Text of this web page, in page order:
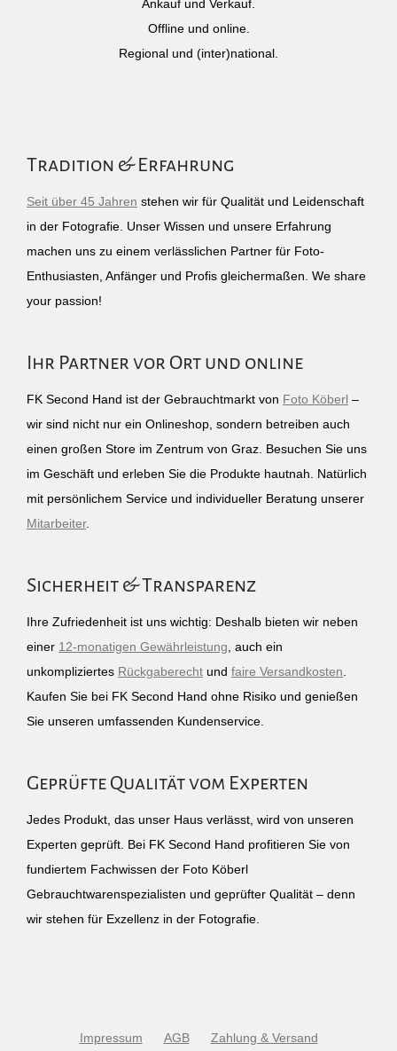
Ankauf und Verkauf.
Offline und online.
Regional und (inter)national.
Tradition & Erfahrung
Seit über 45 Jahren stehen wir für Qualität und Leidenschaft
in der Fotografie. Unser Wissen und unsere Erfahrung
machen uns zu einem verlässlichen Partner für Foto-
Enthusiasten, Anfänger und Profis gleichermaßen. We share
your passion!
Ihr Partner vor Ort und online
FK Second Hand ist der Gebrauchtmarkt von Foto Köberl –
wir sind nicht nur ein Onlineshop, sondern betreiben auch
einen großen Store im Zentrum von Graz. Besuchen Sie uns
im Geschäft und erleben Sie die Produkte hautnah. Natürlich
mit persönlichem Service und individueller Beratung unserer
Mitarbeiter.
Sicherheit & Transparenz
Ihre Zufriedenheit ist uns wichtig: Deshalb bieten wir neben
einer 12-monatigen Gewährleistung, auch ein
unkompliziertes Rückgaberecht und faire Versandkosten.
Kaufen Sie bei FK Second Hand ohne Risiko und genießen
Sie unseren umfassenden Kundenservice.
Geprüfte Qualität vom Experten
Jedes Produkt, das unser Haus verlässt, wird von unseren
Experten geprüft. Bei FK Second Hand profitieren Sie von
fundiertem Fachwissen der Foto Köberl
Gebrauchtwarenspezialisten und geprüfter Qualität – denn
wir stehen für Exzellenz in der Fotografie.
Impressum AGB Zahlung & Versand